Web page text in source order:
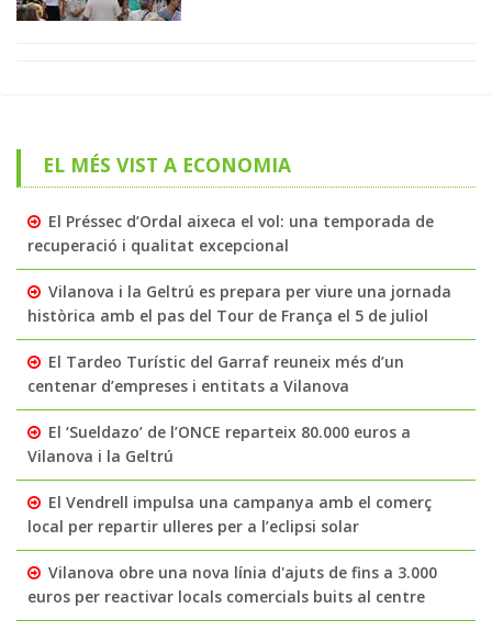
EL MÉS VIST A ECONOMIA
El Préssec d’Ordal aixeca el vol: una temporada de
recuperació i qualitat excepcional
Vilanova i la Geltrú es prepara per viure una jornada
històrica amb el pas del Tour de França el 5 de juliol
El Tardeo Turístic del Garraf reuneix més d’un
centenar d’empreses i entitats a Vilanova
El ‘Sueldazo’ de l’ONCE reparteix 80.000 euros a
Vilanova i la Geltrú
El Vendrell impulsa una campanya amb el comerç
local per repartir ulleres per a l’eclipsi solar
Vilanova obre una nova línia d'ajuts de fins a 3.000
euros per reactivar locals comercials buits al centre